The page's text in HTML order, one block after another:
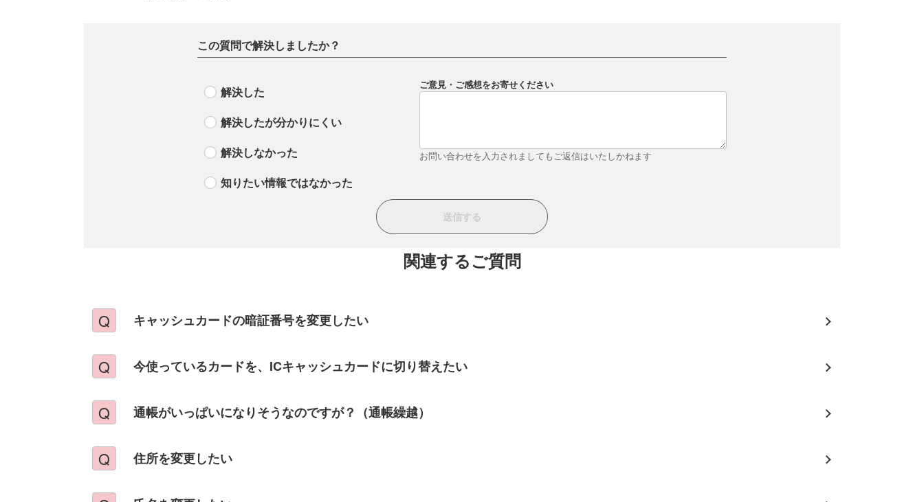
この質問で解決しましたか？
解決した
解決したが分かりにくい
解決しなかった
知りたい情報ではなかった
ご意見・ご感想をお寄せください
お問い合わせを入力されましてもご返信はいたしかねます
関連するご質問
キャッシュカードの暗証番号を変更したい
今使っているカードを、ICキャッシュカードに切り替えたい
通帳がいっぱいになりそうなのですが？（通帳繰越）
住所を変更したい